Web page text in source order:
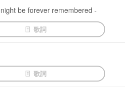
be forever remembered -
歌詞
歌詞